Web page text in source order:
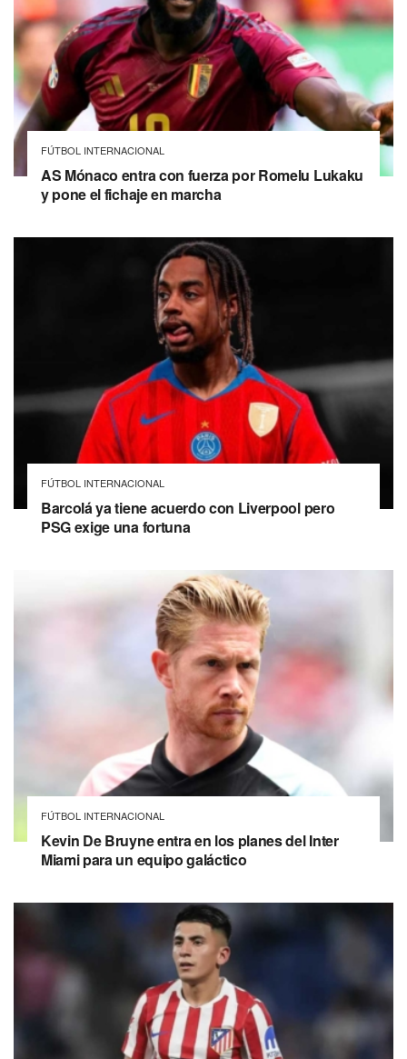
FÚTBOL INTERNACIONAL
AS Mónaco entra con fuerza por Romelu Lukaku
y pone el fichaje en marcha
FÚTBOL INTERNACIONAL
Barcolá ya tiene acuerdo con Liverpool pero
PSG exige una fortuna
FÚTBOL INTERNACIONAL
Kevin De Bruyne entra en los planes del Inter
Miami para un equipo galáctico